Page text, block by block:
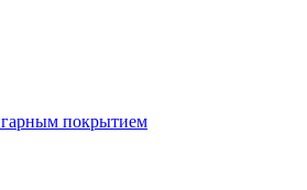
покрытием